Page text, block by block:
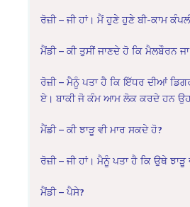
ਰੋਜ਼ੀ – ਜੀ ਹਾਂ। ਮੈਂ ਹੁਣੇ ਹੁਣੇ ਬੀ-ਕਾਮ
ਮੈਂਡੀ – ਕੀ ਤੁਸੀਂ ਜਾਣਦੇ ਹੋ ਕਿ ਮੈਲਬੌਰਨ
ਰੋਜ਼ੀ – ਮੈਨੂੰ ਪਤਾ ਹੈ ਕਿ ਇੱਧਰ ਦੀਆਂ
ਏ। ਬਾਕੀ ਜੋ ਕੰਮ ਆਮ ਲੋਕ ਕਰਦੇ ਹਨ ਉਹ
ਮੈਂਡੀ – ਕੀ ਝਾੜੂ ਵੀ ਮਾਰ ਸਕਦੇ ਹੋ?
ਰੋਜ਼ੀ – ਜੀ ਹਾਂ। ਮੈਨੂੰ ਪਤਾ ਹੈ ਕਿ ਉਥੇ
ਮੈਂਡੀ – ਪੈਸੇ?